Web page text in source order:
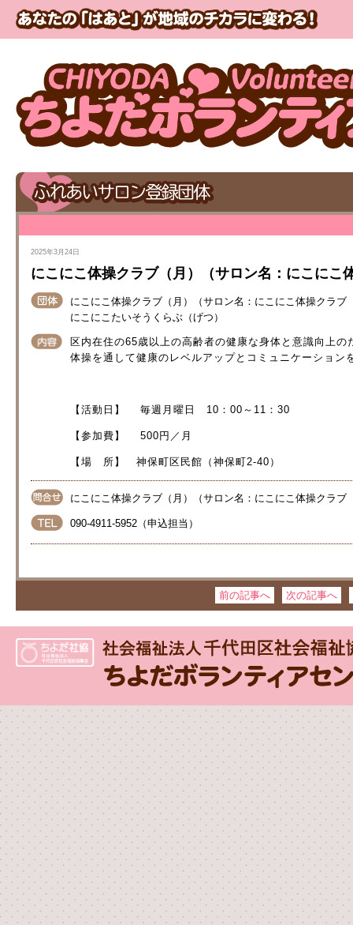
2025年3月24日
にこにこ体操クラブ（月）（サロン名：にこにこ
にこにこ体操クラブ（月）（サロン名：にこにこ体操クラブ
にこにこたいそうくらぶ（げつ）
区内在住の65歳以上の高齢者の健康な身体と意識向上の
体操を通して健康のレベルアップとコミュニケーショ
【活動日】 毎週月曜日 10：00～11：30
【参加費】 500円／月
【場 所】 神保町区民館（神保町2-40）
にこにこ体操クラブ（月）（サロン名：にこにこ体操クラブ
090-4911-5952（申込担当）
前の記事へ 次の記事へ